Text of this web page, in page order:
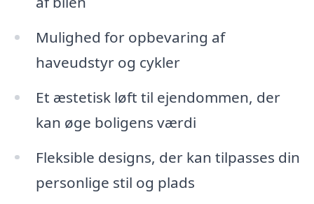
Mulighed for opbevaring af
haveudstyr og cykler
Et æstetisk løft til ejendommen, der
kan øge boligens værdi
Fleksible designs, der kan tilpasses din
personlige stil og plads